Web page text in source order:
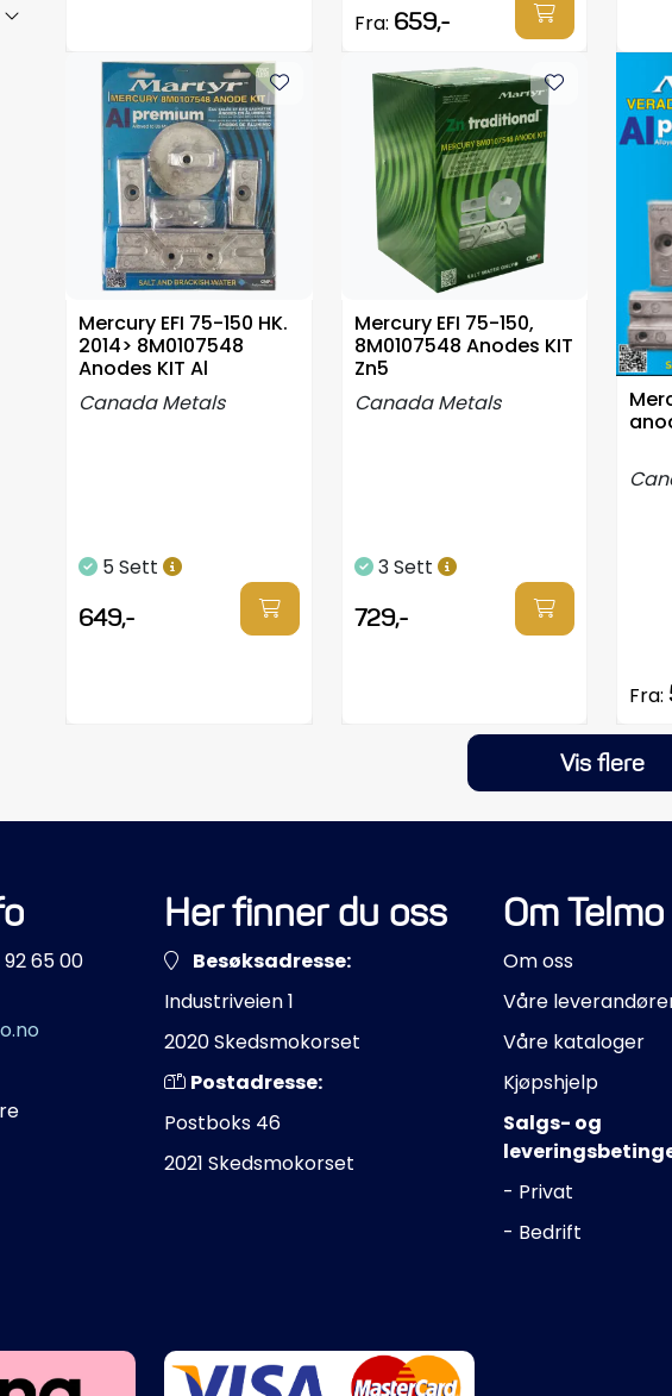
Fra: 659,-
Mercury EFI 75-150 HK.
2014> 8M0107548
Anodes KIT Al
Canada Metals
5 Sett
649,-
Mercury EFI 75-150,
8M0107548 Anodes KIT
Zn5
Canada Metals
3 Sett
729,-
Fra:
Vis flere
65 00
Her finner du oss
Besøksadresse:
Industriveien 1
2020 Skedsmokorset
Postadresse:
Postboks 46
2021 Skedsmokorset
Om Telmo
Om oss
Våre
Våre kataloger
Kjøpshjelp
Salgs- og
- Privat
- Bedrift